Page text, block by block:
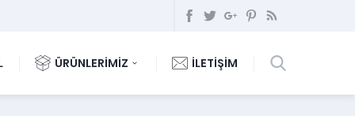
ÜRÜNLERİMİZ İLETİŞİM